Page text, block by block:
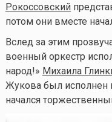
Рокоссовский
потом они вместе
Вслед за этим
военный оркестр
народ!» Михаила
Жукова был исполнен
начался